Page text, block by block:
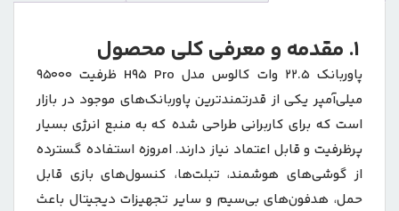
پاوربانک 22.5 وات کالوس مدل H95 Pro ظرفیت 95000
میلی‌آمپر یکی از قدرتمندترین پاوربانک‌های موجود در بازار
است که برای کاربرانی طراحی شده که به منبع انرژی بسیار
پرظرفیت و قابل اعتماد نیاز دارند. امروزه استفاده گسترده
از گوشی‌های هوشمند، تبلت‌ها، کنسول‌های بازی قابل
حمل، هدفون‌های بی‌سیم و سایر تجهیزات دیجیتال باعث